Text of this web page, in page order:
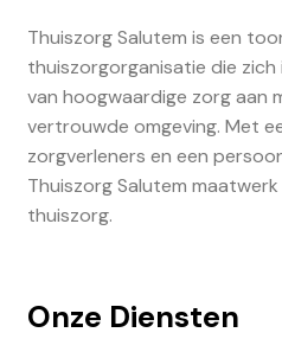
Thuiszorg Salutem is een
thuiszorgorganisatie die
van hoogwaardige zorg aan
vertrouwde omgeving. Met
zorgverleners en een
Thuiszorg Salutem
thuiszorg.
Onze Diensten